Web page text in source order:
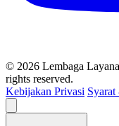
© 2026 Lembaga
rights reserved.
Kebijakan Privasi